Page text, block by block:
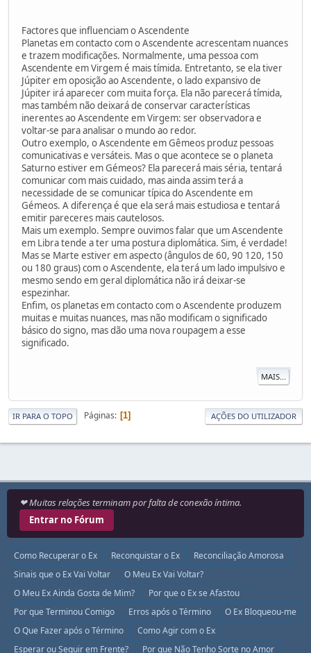
Factores que influenciam o Ascendente
Planetas em contacto com o Ascendente acrescentam nuances
e trazem modificações. Normalmente, uma pessoa com
Ascendente em Virgem é mais tímida. Entretanto, se ela tiver
Júpiter em oposição ao Ascendente, o lado expansivo de
Júpiter irá aparecer com muita força. Ela não parecerá tímida,
mas também não deixará de conservar características
inerentes ao Ascendente em Virgem: ser observadora e
voltar-se para analisar o mundo ao redor.
Outro exemplo, o Ascendente em Gêmeos produz pessoas
comunicativas e versáteis. Mas o que acontece se o planeta
Saturno estiver em Gémeos? Ela parecerá mais séria, tentará
comunicar com mais cuidado, mas ainda assim terá a
necessidade de se comunicar típica do Ascendente em
Gémeos. A diferença é que ela será mais estudiosa e tentará
emitir pareceres mais cautelosos.
Mais um exemplo. Sempre ouvimos falar que um Ascendente
em Libra tende a ter uma postura diplomática. Sim, é verdade!
Mas se Marte estiver em aspecto (ângulos de 60, 90 120, 150
ou 180 graus) com o Ascendente, ela terá um lado impulsivo e
mesmo sendo em geral diplomática não irá deixar-se
espezinhar.
Enfim, os planetas em contacto com o Ascendente produzem
muitas e muitas nuances, mas não modificam o significado
básico do signo, mas dão uma nova roupagem a esse
significado.
MAIS...
IR PARA O TOPO Páginas 1 AÇÕES DO UTILIZADOR
❤ Muitas relações terminam por falta de conexão íntima.
Entrar no Fórum
Como Recuperar o Ex Reconquistar o Ex
Reconciliação Amorosa
Sinais que o Ex Vai Voltar
O Meu Ex Vai Voltar?
O Meu Ex Ainda Gosta de Mim?
Por que o Ex se Afastou
Por que Terminou Comigo
Erros após o Término
O Ex Bloqueou-me
O Que Fazer após o Término
Como Agir com o Ex
Esperar ou Seguir em Frente?
Por que Não Tenho Sorte no Amor